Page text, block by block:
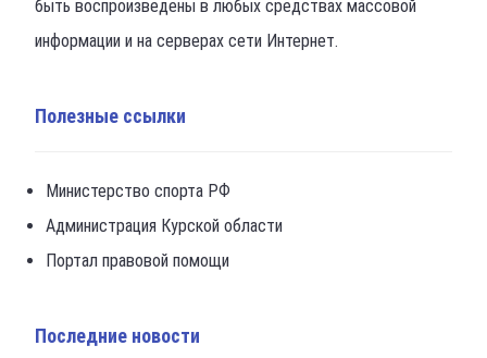
быть воспроизведены в любых средствах массовой
информации и на серверах сети Интернет.
Полезные ссылки
Министерство спорта РФ
Администрация Курской области
Портал правовой помощи
Последние новости